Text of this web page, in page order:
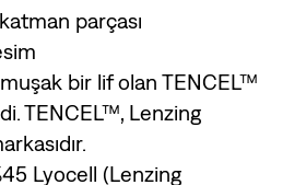
parçası
bir lif olan TENCEL™
TENCEL™, Lenzing
Lyocell (Lenzing